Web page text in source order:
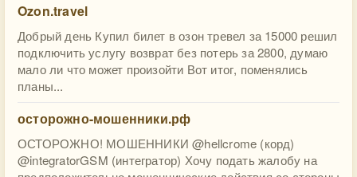
Ozon.travel
Добрый день Купил билет в озон тревел за 15000 решил
подключить услугу возврат без потерь за 2800, думаю
мало ли что может произойти Вот итог, поменялись
планы...
осторожно-мошенники.рф
ОСТОРОЖНО! МОШЕННИКИ @hellcrome (корд)
@integratorGSM (интегратор) Хочу подать жалобу на